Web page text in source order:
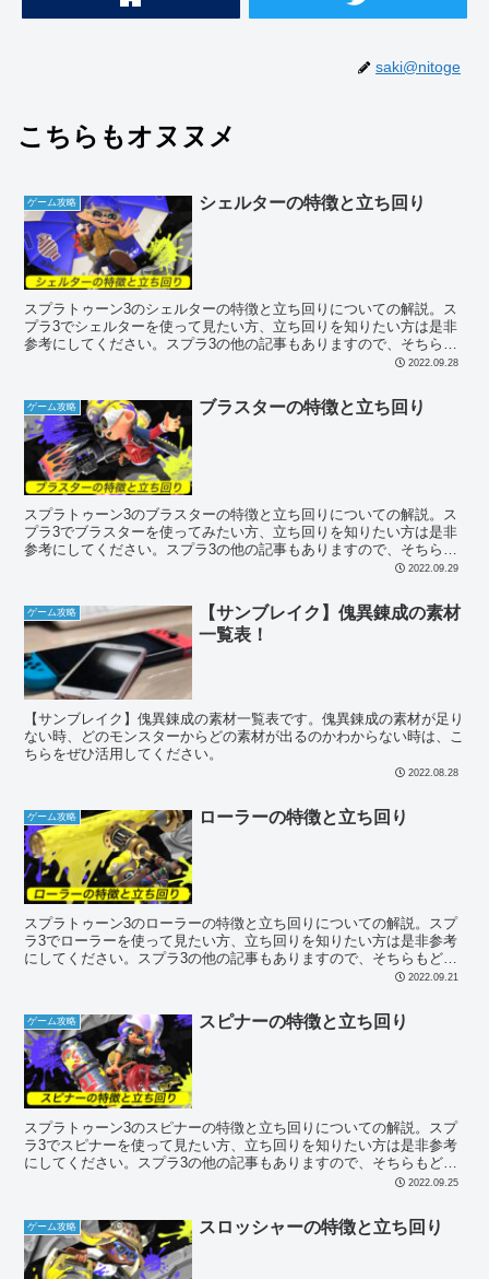
saki@nitoge
こちらもオヌヌメ
ゲーム攻略 シェルターの特徴と立ち回り
スプラトゥーン3のシェルターの特徴と立ち回りについての解説。ス
プラ3でシェルターを使って見たい方、立ち回りを知りたい方は是非
参考にしてください。スプラ3の他の記事もありますので、そちらも
2022.09.28
ゲーム攻略 ブラスターの特徴と立ち回り
スプラトゥーン3のブラスターの特徴と立ち回りについての解説。ス
プラ3でブラスターを使ってみたい方、立ち回りを知りたい方は是非
参考にしてください。スプラ3の他の記事もありますので、そちらも
2022.09.29
ゲーム攻略
【サンブレイク】傀異錬成の素材
一覧表！
【サンブレイク】傀異錬成の素材一覧表です。傀異錬成の素材が足り
ない時、どのモンスターからどの素材が出るのかわからない時は、こ
ちらをぜひ活用してください。
2022.08.28
ゲーム攻略 ローラーの特徴と立ち回り
スプラトゥーン3のローラーの特徴と立ち回りについての解説。スプ
ラ3でローラーを使って見たい方、立ち回りを知りたい方は是非参考
にしてください。スプラ3の他の記事もありますので、そちらもどう
2022.09.21
ゲーム攻略 スピナーの特徴と立ち回り
スプラトゥーン3のスピナーの特徴と立ち回りについての解説。スプ
ラ3でスピナーを使って見たい方、立ち回りを知りたい方は是非参考
にしてください。スプラ3の他の記事もありますので、そちらもどう
2022.09.25
ゲーム攻略 スロッシャーの特徴と立ち回り